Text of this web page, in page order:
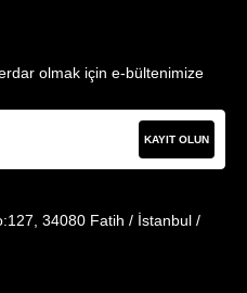
olmak için e-bültenimize
KAYIT OLUN
34080 Fatih / İstanbul /